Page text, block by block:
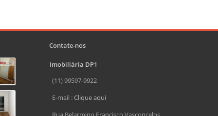
Contate-nos
Imobiliária DP1
(11) 99597-9922
E-mail :Clique aqui